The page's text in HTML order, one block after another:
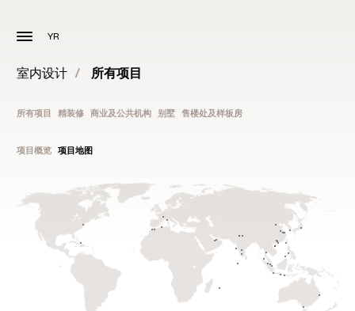
YR
室内设计 / 所有项目
所有项目 精装修 商业及公共机构 别墅 售楼处及样板房
项目概览 项目地图